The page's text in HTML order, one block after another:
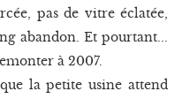
pas de vitre éclatée,
abandon. Et pourtant...
à 2007.
la petite usine attend